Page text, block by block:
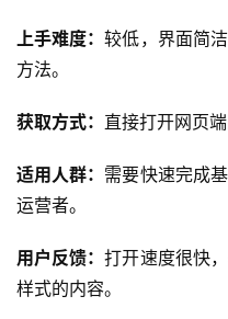
上手难度：较低，界面简
方法。
获取方式： 直接打开网页
适用人群： 需要快速完成
运营者。
用户反馈：打开速度很快
样式的内容。